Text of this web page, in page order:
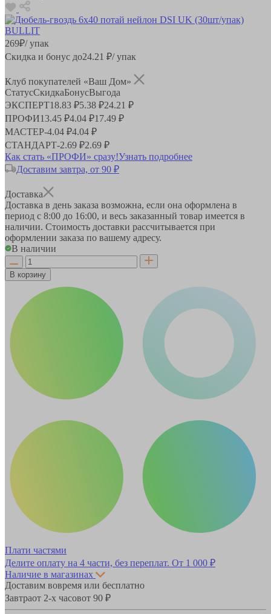
269₽/ упак
Скидка и бонус до24.21 ₽/ упак
Клуб покупателей «Ваш Дом»
СтатусСкидкаБонусВыгода
ЭКСПЕРТ18.83 ₽5.38 ₽24.21 ₽
ПРОФИ13.45 ₽4.04 ₽17.49 ₽
МАСТЕР-4.04 ₽4.04 ₽
СТАНДАРТ-2.69 ₽2.69 ₽
Как стать «ПРОФИ» сразу!Узнать подробнее
Доставим завтра, от 90 ₽
Доставка
Доставка в день заказа возможна, если она оформлена в
период с 8:00 до 16:00, и весь заказанный товар имеется в
наличии. Стоимость доставки рассчитывается при
оформлении заказа по вашему адресу.
В наличии
В корзину
Плати частями
Делите оплату на 4 части, без переплат. От 1 000 ₽
Наличие в магазинах
Доставим вовремя или бесплатно
Завтраот 2-х часовот 90 ₽